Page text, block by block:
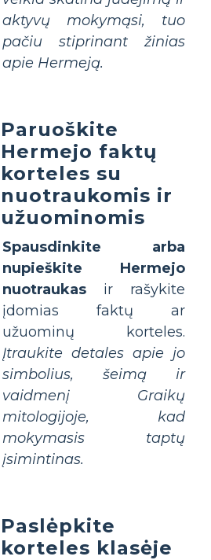
aktyvų mokymąsi, tuo
pačiu stiprinant žinias
apie Hermeją.
Paruoškite
Hermejo faktų
korteles su
nuotraukomis ir
užuominomis
Spausdinkite arba
nupieškite Hermejo
nuotraukas ir rašykite
įdomias faktų ar
užuominų korteles.
Įtraukite detales apie jo
simbolius, šeimą ir
vaidmenį Graikų
mitologijoje, kad
mokymasis taptų
įsimintinas.
Paslėpkite
korteles klasėje